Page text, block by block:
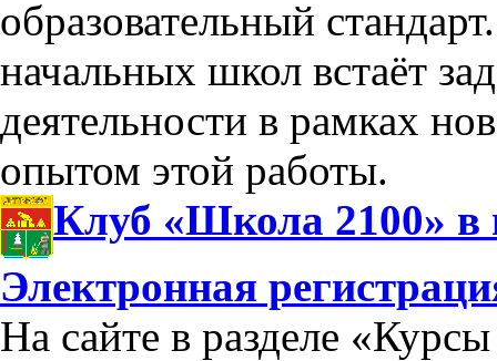
образовательный
начальных школ встаёт
деятельности в рамках
опытом этой работы.
Клуб «Школа 2100» в
Электронная
На сайте в разделе